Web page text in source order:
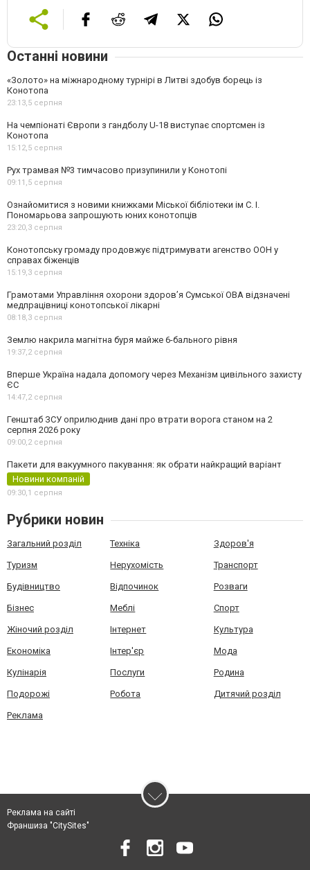
Останні новини
«Золото» на міжнародному турнірі в Литві здобув борець із
Конотопа
23:13,5 серпня
На чемпіонаті Європи з гандболу U-18 виступає спортсмен із
Конотопа
15:12,5 серпня
Рух трамвая №3 тимчасово призупинили у Конотопі
09:11,5 серпня
Ознайомитися з новими книжками Міської бібліотеки ім С. І.
Пономарьова запрошують юних конотопців
23:20,3 серпня
Конотопську громаду продовжує підтримувати агенство ООН у
справах біженців
15:19,3 серпня
Грамотами Управління охорони здоров’я Сумської ОВА відзначені
медпрацівниці конотопської лікарні
08:18,3 серпня
Землю накрила магнітна буря майже 6-бального рівня
19:37,2 серпня
Вперше Україна надала допомогу через Механізм цивільного захисту
ЄС
14:47,2 серпня
Генштаб ЗСУ оприлюднив дані про втрати ворога станом на 2
серпня 2026 року
09:00,2 серпня
Пакети для вакуумного пакування: як обрати найкращий варіант
Новини компаній
09:30,1 серпня
Рубрики новин
Загальний розділ Техніка Здоров'я
Туризм Нерухомість Транспорт
Будівництво Відпочинок Розваги
Бізнес Меблі Спорт
Жіночий розділ Інтернет Культура
Економіка Інтер'єр Мода
Кулінарія Послуги Родина
Подорожі Робота Дитячий розділ
Реклама
Реклама на сайті
Франшиза "CitySites"